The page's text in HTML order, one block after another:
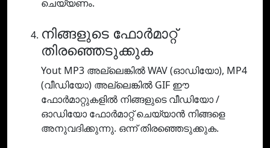
ചെയ്യണം.
നിങ്ങളുടെ ഫോർമാറ്റ്
തിരഞ്ഞെടുക്കുക
Yout MP3 അല്ലെങ്കിൽ WAV (ഓഡിയോ), MP4
(വീഡിയോ) അല്ലെങ്കിൽ GIF ഈ
ഫോർമാറ്റുകളിൽ നിങ്ങളുടെ വീഡിയോ /
ഓഡിയോ ഫോർമാറ്റ് ചെയ്യാൻ നിങ്ങളെ
അനുവദിക്കുന്നു. ഒന്ന് തിരഞ്ഞെടുക്കുക.